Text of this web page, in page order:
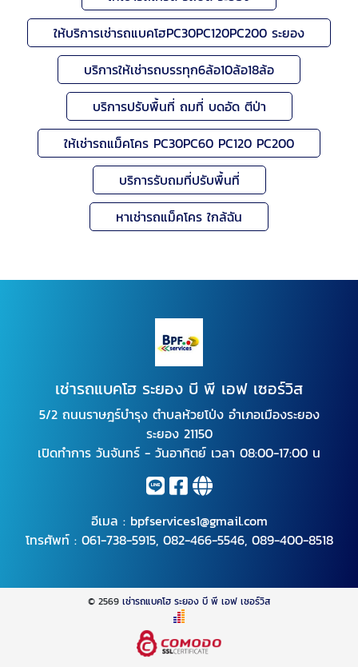
ให้บริการเช่ารถแบคโฮPC30PC120PC200 ระยอง
บริการให้เช่ารถบรรทุก6ล้อ10ล้อ18ล้อ
บริการปรับพื้นที่ ถมที่ บดอัด ตีป่า
ให้เช่ารถแม็คโคร PC30PC60 PC120 PC200
บริการรับถมที่ปรับพื้นที่
หาเช่ารถแม็คโคร ใกล้ฉัน
เช่ารถแบคโฮ ระยอง บี พี เอฟ เซอร์วิส
5/2 ถนนราษฎร์บำรุง ตำบลห้วยโป่ง อำเภอเมืองระยอง
ระยอง 21150
เปิดทำการ วันจันทร์ - วันอาทิตย์ เวลา 08:00-17:00 น
อีเมล : bpfservices1@gmail.com
โทรศัพท์ : 061-738-5915, 082-466-5546, 089-400-8518
© 2569 เช่ารถแบคโฮ ระยอง บี พี เอฟ เซอร์วิส